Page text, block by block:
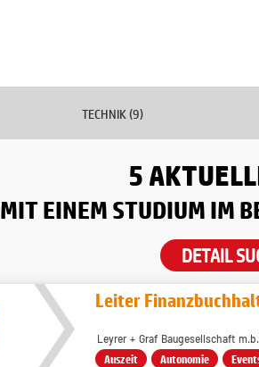
TECHNIK (9)
5
MIT EINEM STUDIUM IM
DETAIL
Leiter
Leyrer + Graf Baugesellschaft
Auszeit Autonomie